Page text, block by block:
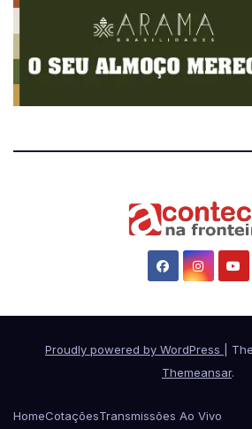
Proudly powered by WordPress
Themeansar.
HomeCotaçõesTransmissões Ao Vivo